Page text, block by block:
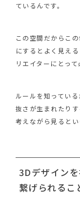
ているんです。
この空間だからこ
にするとよく見え
リエイターにとっ
ルールを知ってい
抜さが生まれたり
考えながら見ると
3Dデザイン
繋げられるこ